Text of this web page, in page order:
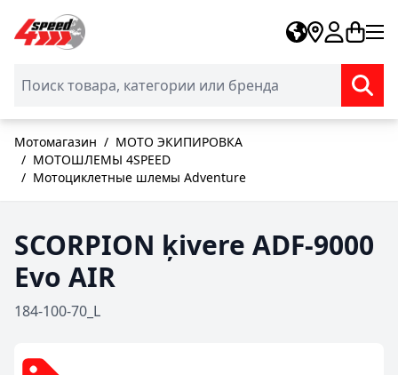
Skip to Content
Мотомагазин / МОТО ЭКИПИРОВКА
/ МОТОШЛЕМЫ 4SPEED
/ Мотоциклетные шлемы Adventure
SCORPION ķivere ADF-9000
Evo AIR
184-100-70_L